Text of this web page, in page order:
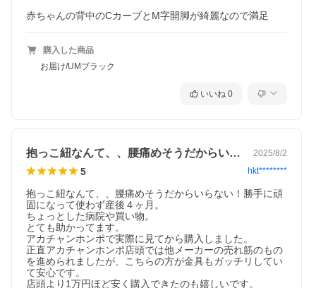
赤ちゃんの背中のCカーブとM字開脚が綺麗なので満足
購入した商品
お届け/UMブラック
いいね 0
抱っこ紐なんて、、腰痛めそうだからいら… 2025/8/2
5 hkt********
抱っこ紐なんて、、腰痛めそうだからいらない！勝手に頑
固になって使わず産後４ヶ月。
ちょっとした病院や買い物。
とても助かってます。
アカチャンホンポで実際に見てから購入しました。
正直アカチャンホンポ店頭では他メーカーの売れ筋のもの
を進められましたが、こちらの方が金具もガッチリしてい
て安心です。
店頭より1万円ほど安く購入できたのも嬉しいです。